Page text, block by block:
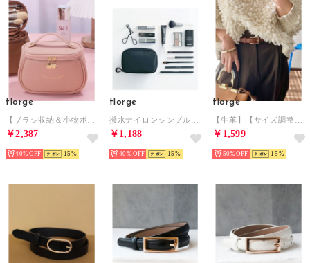
florge
【ブラシ収納＆小物ポケット付き】大容量 レザータッチラウンドメイクポーチ/化粧ポーチ （ピンク）
￥2,387
40% 15
florge
撥水ナイロンシンプルメイクポーチ （ブラック/ブラック）
￥1,188
40% 15
florge
【牛革】【サイズ調整可能】細めきちんと見えるベーシックレザーベルト （ブラウン）
￥1,599
50% 15